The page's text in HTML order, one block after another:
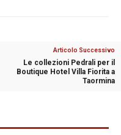
Articolo Successivo
Le collezioni Pedrali per il
Boutique Hotel Villa Fiorita a
Taormina